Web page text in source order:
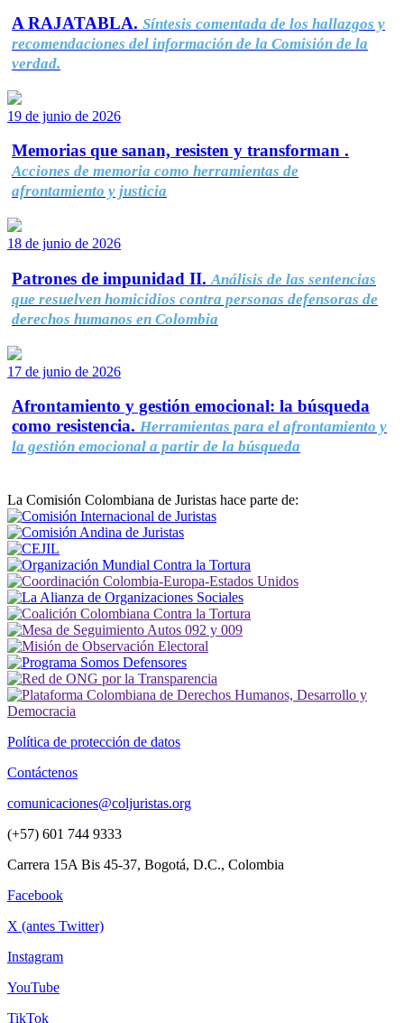
A RAJATABLA. Síntesis comentada de los hallazgos y
recomendaciones del información de la Comisión de la
verdad.
19 de junio de 2026
Memorias que sanan, resisten y transforman .
Acciones de memoria como herramientas de
afrontamiento y justicia
18 de junio de 2026
Patrones de impunidad II. Análisis de las sentencias
que resuelven homicidios contra personas defensoras de
derechos humanos en Colombia
17 de junio de 2026
Afrontamiento y gestión emocional: la búsqueda
como resistencia. Herramientas para el afrontamiento y
la gestión emocional a partir de la búsqueda
La Comisión Colombiana de Juristas hace parte de:
Política de protección de datos
Contáctenos
comunicaciones@coljuristas.org
(+57) 601 744 9333
Carrera 15A Bis 45-37, Bogotá, D.C., Colombia
Facebook
X (antes Twitter)
Instagram
YouTube
TikTok